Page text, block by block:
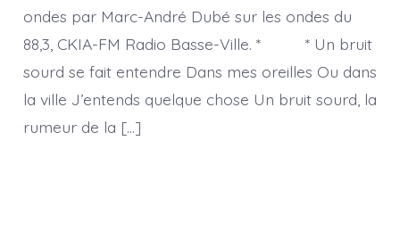
de
la
ville.
ondes par Marc-André Dubé sur les ondes du
88,3, CKIA-FM Radio Basse-Ville. * * Un bruit
sourd se fait entendre Dans mes oreilles Ou dans
la ville J’entends quelque chose Un bruit sourd, la
rumeur de la […]